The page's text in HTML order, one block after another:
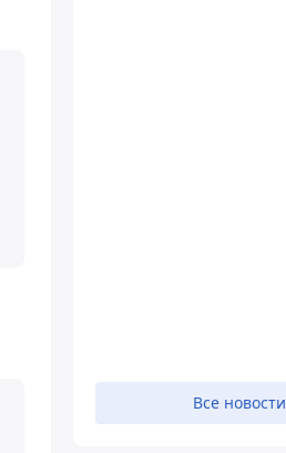
Все новости